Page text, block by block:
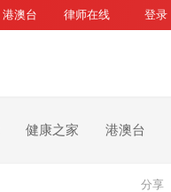
港澳台 律师在线 登录
健康之家 港澳台